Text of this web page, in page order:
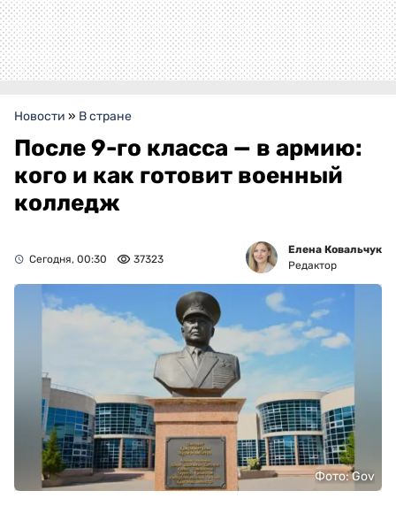
Новости » В стране
После 9-го класса — в армию:
кого и как готовит военный
колледж
Сегодня, 00:30 37323
Елена Ковальчук
Редактор
Фото: Gov